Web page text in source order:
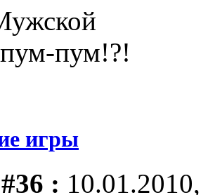
пум!?!
игры
: